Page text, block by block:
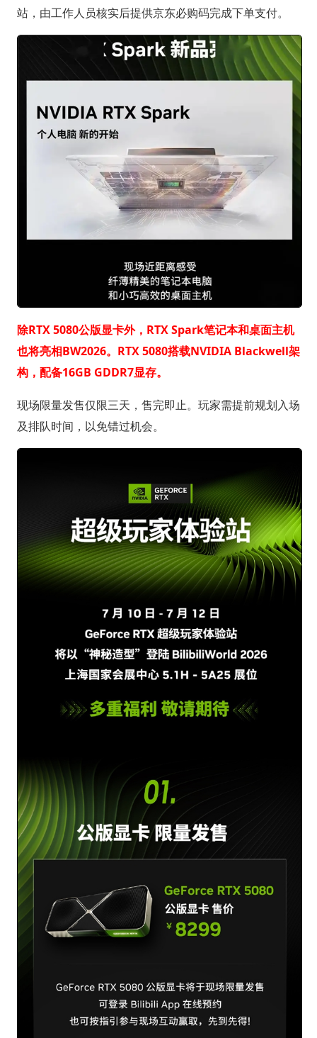
站，由工作人员核实后提供京东必购码完成下单支付。
除RTX 5080公版显卡外，RTX Spark笔记本和桌面主机
也将亮相BW2026。RTX 5080搭载NVIDIA Blackwell架
构，配备16GB GDDR7显存。
现场限量发售仅限三天，售完即止。玩家需提前规划入场
及排队时间，以免错过机会。